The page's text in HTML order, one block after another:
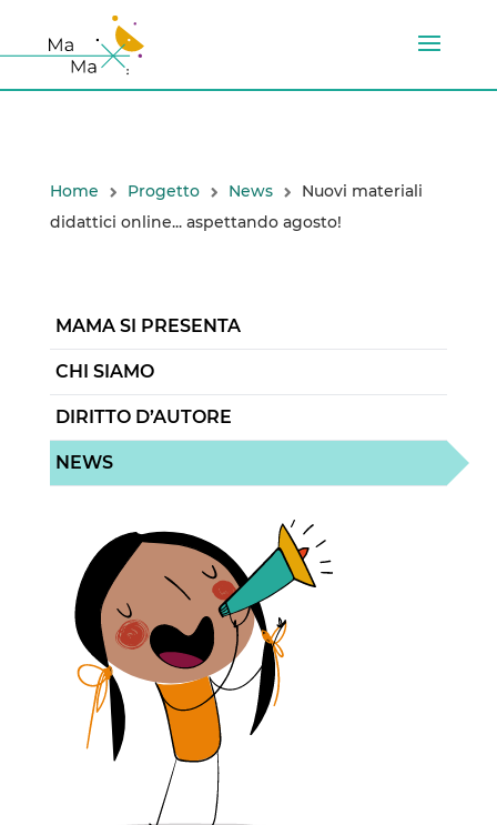
Home Progetto News
Nuovi materiali
didattici online... aspettando agosto!
MAMA SI PRESENTA
CHI SIAMO
DIRITTO D’AUTORE
NEWS